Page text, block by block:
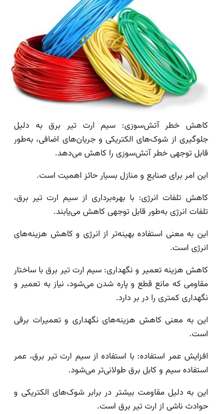
کاهش خطر آتش‌سوزی: سیم ارت تیر برق به دلیل
جلوگیری از شوک‌های الکتریکی و جریان‌های اضافی، به‌طور
قابل توجهی خطر آتش‌سوزی را کاهش می‌دهد.
این امر برای صنایع و منازل بسیار حائز اهمیت است.
کاهش تلفات انرژی: با بهره‌برداری از سیم ارت تیر برق،
تلفات انرژی به‌طور قابل توجهی کاهش می‌یابند.
این به معنی استفاده بهینه‌تر از انرژی و کاهش هزینه‌های
انرژی است.
کاهش هزینه تعمیر و نگهداری: سیم ارت تیر برق با ساختار
مقاومی که مانع قطع و پاره شدن می‌شود، نیاز به تعمیر و
نگهداری کمتری را در بر دارد.
این به معنی کاهش هزینه‌های نگهداری و تعمیرات برقی
است.
افزایش عمر استفاده: با استفاده از سیم ارت تیر برق، عمر
استفاده سیم و کابل برق طولانی‌تر می‌شود.
این به دلیل مقاومت بیشتر در برابر شوک‌های الکتریکی و
حوادث ناشی از ارت تیر برق است.